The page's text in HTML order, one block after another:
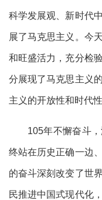
科学发展观、新时代
展了马克思主义。今
和旺盛活力，充分检
分展现了马克思主义
主义的开放性和时代性
105年不懈奋斗
终站在历史正确一边
的奋斗深刻改变了世
民推进中国式现代化